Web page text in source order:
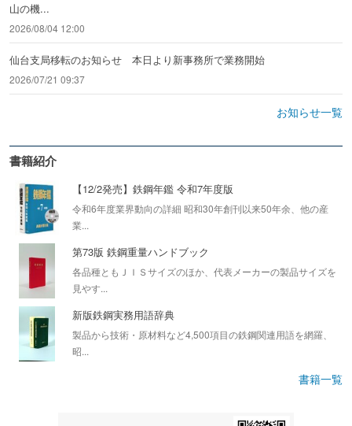
山の機...
2026/08/04 12:00
仙台支局移転のお知らせ 本日より新事務所で業務開始
2026/07/21 09:37
お知らせ一覧
書籍紹介
【12/2発売】鉄鋼年鑑 令和7年度版
令和6年度業界動向の詳細 昭和30年創刊以来50年余、他の産
業...
第73版 鉄鋼重量ハンドブック
各品種ともＪＩＳサイズのほか、代表メーカーの製品サイズを
見やす...
新版鉄鋼実務用語辞典
製品から技術・原材料など4,500項目の鉄鋼関連用語を網羅、
昭...
書籍一覧